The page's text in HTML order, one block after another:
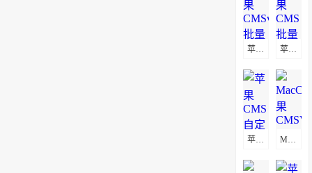
苹果CMS批量替换播放地址及图片地址方法